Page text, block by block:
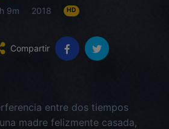
9m 2018 HD
Compartir
entre dos tiempos
madre felizmente casada,